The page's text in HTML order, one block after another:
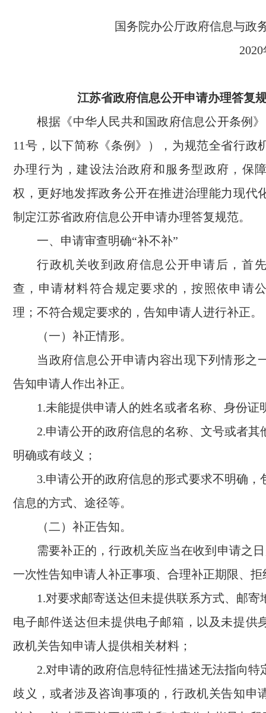
国务院办公厅政府信息与
江苏省政府信息公开申请办理答复
根据《中华人民共和国政府信息公开条例
11号，以下简称《条例》），为规范全省行政
办理行为，建设法治政府和服务型政府，保
权，更好地发挥政务公开在推进治理能力现代
制定江苏省政府信息公开申请办理答复规范。
一、申请审查明确“补不补”
行政机关收到政府信息公开申请后，首
查，申请材料符合规定要求的，按照依申请
理；不符合规定要求的，告知申请人进行补正。
（一）补正情形。
当政府信息公开申请内容出现下列情形之
告知申请人作出补正。
1.未能提供申请人的姓名或者名称、身份证
2.申请公开的政府信息的名称、文号或者其
明确或有歧义；
3.申请公开的政府信息的形式要求不明确，
信息的方式、途径等。
（二）补正告知。
需要补正的，行政机关应当在收到申请之
一次性告知申请人补正事项、合理补正期限、
1.对要求邮寄送达但未提供联系方式、邮寄
电子邮件送达但未提供电子邮箱，以及未提供
政机关告知申请人提供相关材料；
2.对申请的政府信息特征性描述无法指向特
歧义，或者涉及咨询事项的，行政机关告知申